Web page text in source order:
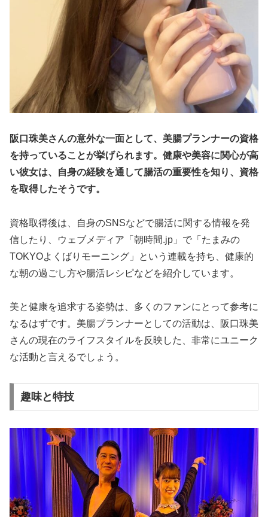
阪口珠美さんの意外な一面として、美腸プランナーの資格
を持っていることが挙げられます。健康や美容に関心が高
い彼女は、自身の経験を通して腸活の重要性を知り、資格
を取得したそうです。
資格取得後は、自身のSNSなどで腸活に関する情報を発
信したり、ウェブメディア「朝時間.jp」で「たまみの
TOKYOよくばりモーニング」という連載を持ち、健康的
な朝の過ごし方や腸活レシピなどを紹介しています。
美と健康を追求する姿勢は、多くのファンにとって参考に
なるはずです。美腸プランナーとしての活動は、阪口珠美
さんの現在のライフスタイルを反映した、非常にユニーク
な活動と言えるでしょう。
趣味と特技